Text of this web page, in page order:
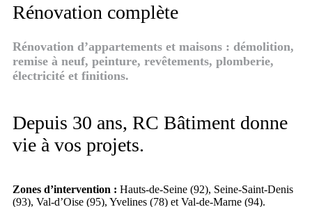
Depuis 30 ans, RC Bâtiment donne
vie à vos projets.
Zones d’intervention : Hauts-de-Seine (92), Seine-Saint-Denis
(93), Val-d’Oise (95), Yvelines (78) et Val-de-Marne (94).
Rénovation complète
Rénovation d’appartements et maisons : démolition,
remise à neuf, peinture, revêtements, plomberie,
électricité et finitions.